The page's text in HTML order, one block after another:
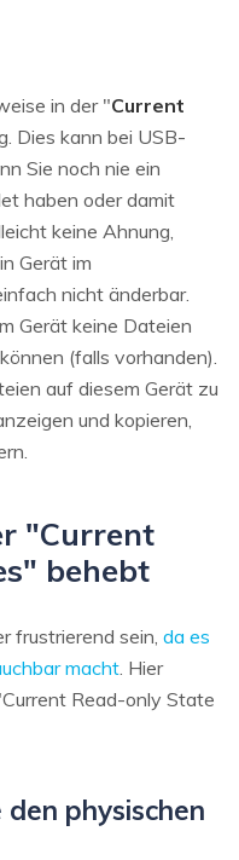
in der "Current
Dies kann bei USB-
Sie noch nie ein
haben oder damit
keine Ahnung,
Gerät im
nicht änderbar.
Gerät keine Dateien
(falls vorhanden).
auf diesem Gerät zu
und kopieren,
"Current
behebt
frustrierend sein, da es
macht . Hier
Read-only State
physischen